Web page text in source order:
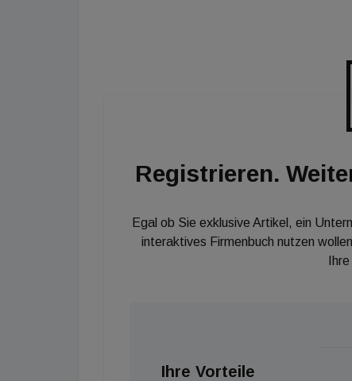
Registrieren.
Egal ob Sie exklusive Artikel, ein
interaktives Firmenbuch nutzen
Ihre Vorteile